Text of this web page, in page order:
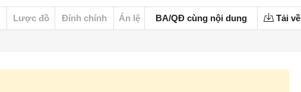
Lược đồ Đính chính Án lệ BA/QĐ cùng nội dung Tải về